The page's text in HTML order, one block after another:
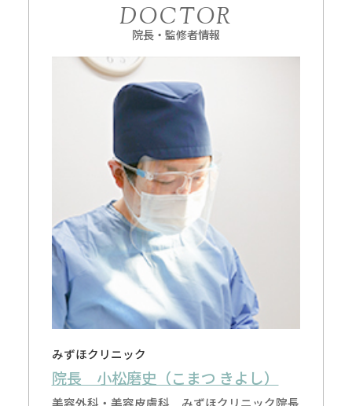
DOCTOR
院長・監修者情報
みずほクリニック
院長 小松磨史（こまつ きよし）
美容外科・美容皮膚科 みずほクリニック院長